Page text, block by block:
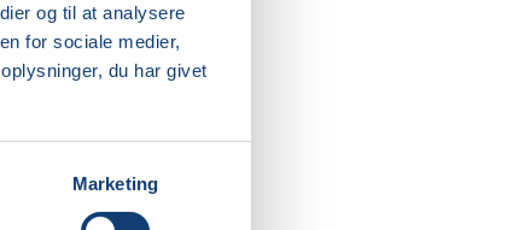
og til at analysere
for sociale medier,
du har givet
Marketing
en